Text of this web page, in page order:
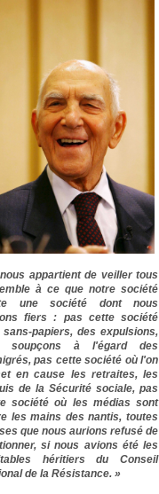
appartient de veiller tous
à ce que notre société
une société dont nous
fiers : pas cette société
sans-papiers, des expulsions,
soupçons à l'égard des
pas cette société où l'on
en cause les retraites, les
de la Sécurité sociale, pas
société où les médias sont
les mains des nantis, toutes
que nous aurions refusé de
si nous avions été les
héritiers du Conseil
de la Résistance. »